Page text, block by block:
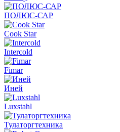
ПОЛЮС-САР
Cook Star
Intercold
Fimar
Иней
Luxstahl
Тулаторгтехника